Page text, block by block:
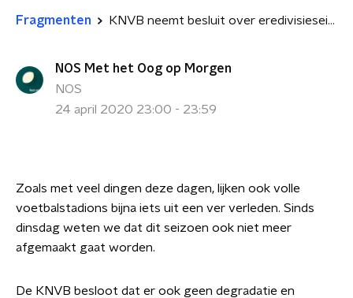
Fragmenten KNVB neemt besluit over eredivisieseizoen
NOS Met het Oog op Morgen
NOS
24 april 2020 23:00 - 23:59
Zoals met veel dingen deze dagen, lijken ook volle
voetbalstadions bijna iets uit een ver verleden. Sinds
dinsdag weten we dat dit seizoen ook niet meer
afgemaakt gaat worden.
De KNVB besloot dat er ook geen degradatie en